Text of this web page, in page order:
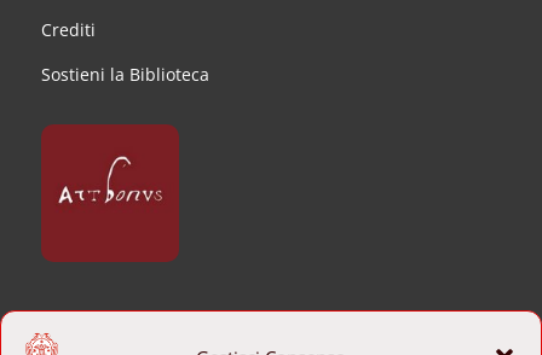
Crediti
Sostieni la Biblioteca
CONTATTI